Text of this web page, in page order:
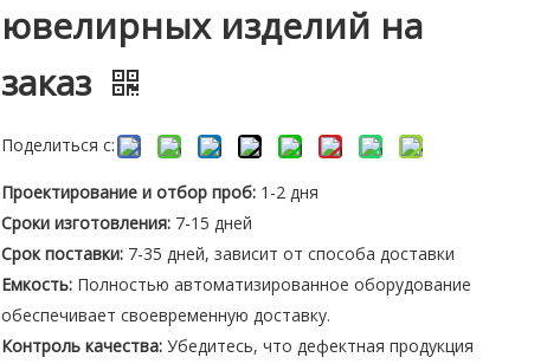
ювелирных изделий на
заказ
Поделиться с:
Проектирование и отбор проб: 1-2 дня
Сроки изготовления: 7-15 дней
Срок поставки: 7-35 дней, зависит от способа доставки
Емкость: Полностью автоматизированное оборудование
обеспечивает своевременную доставку.
Контроль качества:Убедитесь, что дефектная продукция